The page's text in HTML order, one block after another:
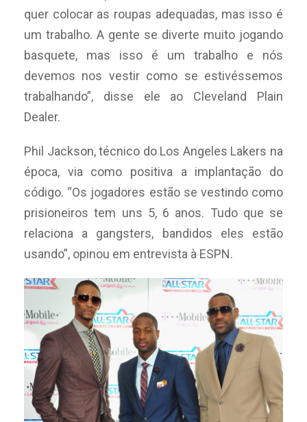
quer colocar as roupas adequadas, mas isso é
um trabalho. A gente se diverte muito jogando
basquete, mas isso é um trabalho e nós
devemos nos vestir como se estivéssemos
trabalhando”, disse ele ao Cleveland Plain
Dealer.
Phil Jackson, técnico do Los Angeles Lakers na
época, via como positiva a implantação do
código. “Os jogadores estão se vestindo como
prisioneiros tem uns 5, 6 anos. Tudo que se
relaciona a gangsters, bandidos eles estão
usando”, opinou em entrevista à ESPN.